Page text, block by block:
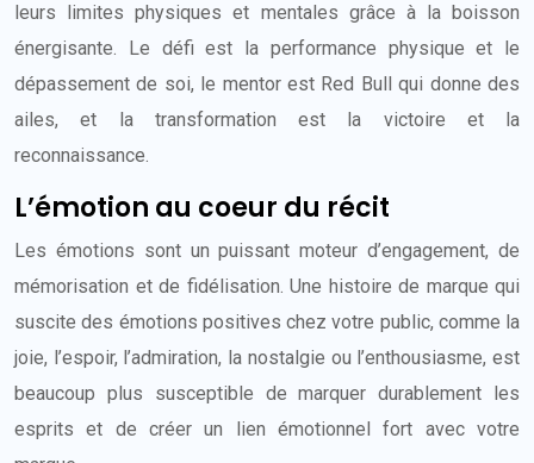
leurs limites physiques et mentales grâce à la boisson
énergisante. Le défi est la performance physique et le
dépassement de soi, le mentor est Red Bull qui donne des
ailes, et la transformation est la victoire et la
reconnaissance.
L’émotion au coeur du récit
Les émotions sont un puissant moteur d’engagement, de
mémorisation et de fidélisation. Une histoire de marque qui
suscite des émotions positives chez votre public, comme la
joie, l’espoir, l’admiration, la nostalgie ou l’enthousiasme, est
beaucoup plus susceptible de marquer durablement les
esprits et de créer un lien émotionnel fort avec votre